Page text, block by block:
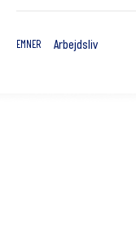
EMNER Arbejdsliv